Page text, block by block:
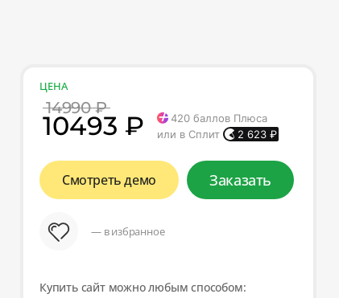
ЦЕНА
14990 ₽
10493 ₽ 420 баллов Плюса
или в Сплит
2 623 ₽
Смотреть демо Заказать
— в избранное
Купить сайт можно любым способом: